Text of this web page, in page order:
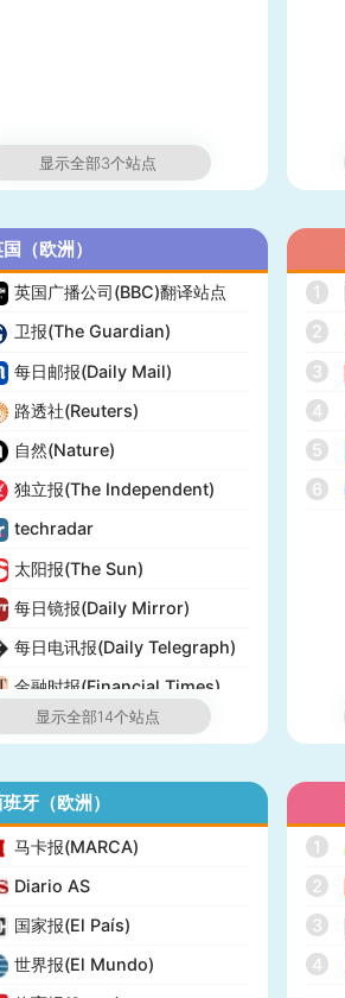
显示全部3个站点
（欧洲）
英国广播公司(BBC)翻译站点
卫报(The Guardian)
每日邮报(Daily Mail)
路透社(Reuters)
自然(Nature)
独立报(The Independent)
techradar
太阳报(The Sun)
每日镜报(Daily Mirror)
每日电讯报(Daily Telegraph)
金融时报(Financial Times)
经济学人(The Economist)
英国UK榜(Official Charts)
显示全部14个站点
1
2
3
4
5
6
牙（欧洲）
马卡报(MARCA)
Diario AS
国家报(El País)
世界报(El Mundo)
1
2
3
4